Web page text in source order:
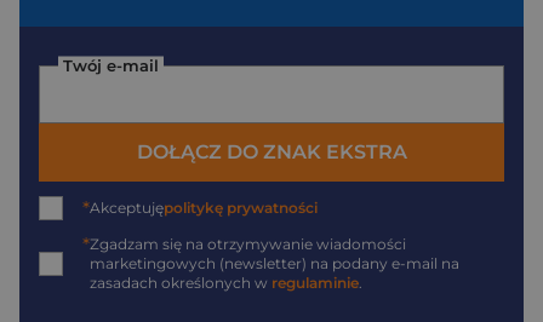
Twój e-mail
DOŁĄCZ DO ZNAK EKSTRA
*Akceptujępolitykę prywatności
*Zgadzam się na otrzymywanie wiadomości
marketingowych (newsletter) na podany e-mail na
zasadach określonych w regulaminie.